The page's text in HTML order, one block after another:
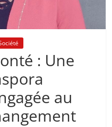
: Une
au